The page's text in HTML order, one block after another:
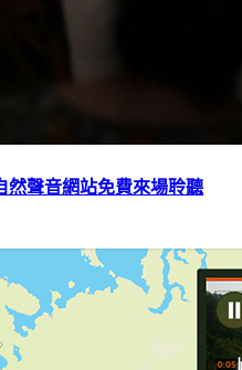
然聲音網站免費來場聆聽